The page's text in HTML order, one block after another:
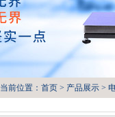
当前位置： 首页 > 产品展示 >